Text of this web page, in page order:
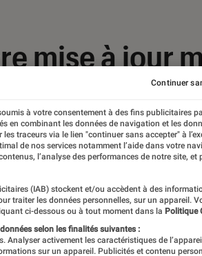
mise à jour
Les
à votre consentement à des fins publicitaires
en combinant les données de navigation et les
traceurs via le lien "continuer sans accepter" à
de nos services notamment l’aide dans votre
l’analyse des performances de notre site, et
(IAB) stockent et/ou accèdent à des
traiter les données personnelles, sur un appareil.
ci-dessous ou à tout moment dans la Politique
selon les finalités suivantes :
Analyser activement les caractéristiques de
sur un appareil. Publicités et contenu
Continuer